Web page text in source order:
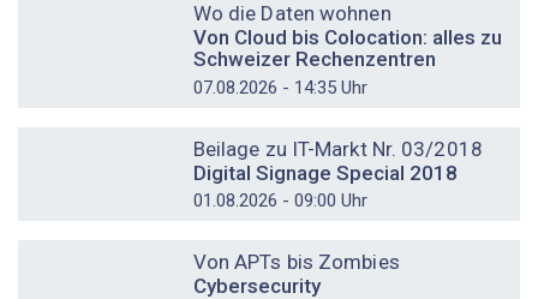
Wo die Daten wohnen
Von Cloud bis Colocation: alles zu
Schweizer Rechenzentren
07.08.2026 - 14:35 Uhr
Beilage zu IT-Markt Nr. 03/2018
Digital Signage Special 2018
01.08.2026 - 09:00 Uhr
Von APTs bis Zombies
Cybersecurity